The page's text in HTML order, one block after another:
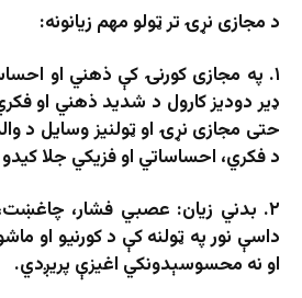
د مجازی نړۍ تر ټولو مهم زیانونه:
۱. په مجازی کورنۍ کې ذهني او
ډیر دودیز کارول د شدید ذهني او
حتی مجازی نړۍ او ټولنیز وسایل د
د فکري، احساساتي او فزیکي جلا
۲. بدني زیان: عصبي فشار، چاغښت،
داسې نور په ټولنه کې د کورنیو او
او نه محسوسېدونکي اغیزې پریږدي.